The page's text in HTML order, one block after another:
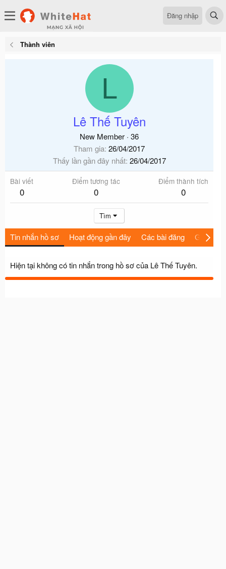
Đăng nhập
Thành viên
L
Lê Thế Tuyên
New Member · 36
Tham gia 26/04/2017
Thấy lần gần đây nhất 26/04/2017
Bài viết
0
Điểm tương tác
0
Điểm thành tích
0
Tìm
Tin nhắn hồ sơ Hoạt động gần đây Các bài đăng Giới thiệu
Hiện tại không có tin nhắn trong hồ sơ của Lê Thế Tuyên.